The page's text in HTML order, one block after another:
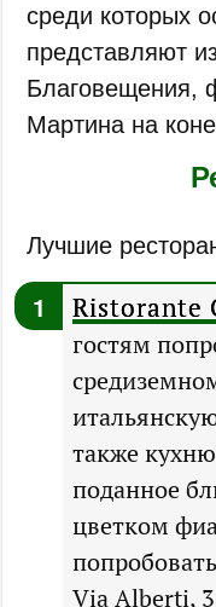
среди которых
представляют
Благовещения,
Мартина на
Лучшие
Ristorante
гостям
также
поданное
цветком
Via Alberti,